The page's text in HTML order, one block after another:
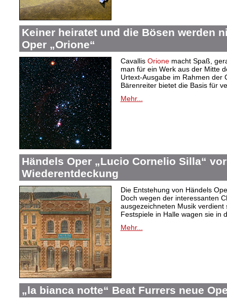
Keiner heiratet und die Bösen werden
Oper „Orione“
Cavallis Orionemacht Spaß,
man für ein Werk aus der Mitte
Urtext-Ausgabe im Rahmen der
Bärenreiter bietet die Basis für
Mehr...
Händels Oper „Lucio Cornelio Silla“
Wiederentdeckung
Die Entstehung von Händels
Doch wegen der interessanten
ausgezeichneten Musik verdient
Festspiele in Halle wagen sie in
Mehr...
„la bianca notte“ Beat Furrers neue